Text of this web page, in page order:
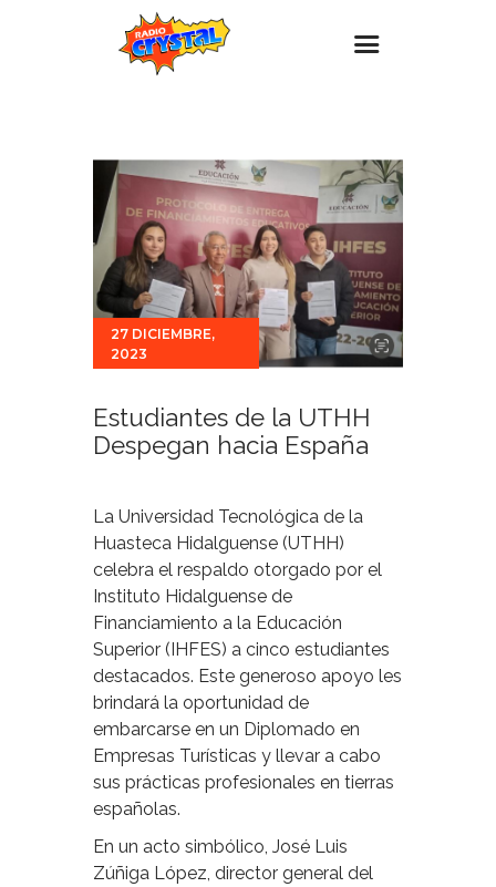
Estaciones
Eventos
Promociones
Noticias
Para ti
Contacto
27 DICIEMBRE,
2023
Estudiantes de la UTHH
Despegan hacia España
La Universidad Tecnológica de la
Huasteca Hidalguense (UTHH)
celebra el respaldo otorgado por el
Instituto Hidalguense de
Financiamiento a la Educación
Superior (IHFES) a cinco estudiantes
destacados. Este generoso apoyo les
brindará la oportunidad de
embarcarse en un Diplomado en
Empresas Turísticas y llevar a cabo
sus prácticas profesionales en tierras
españolas.
En un acto simbólico, José Luis
Zúñiga López, director general del